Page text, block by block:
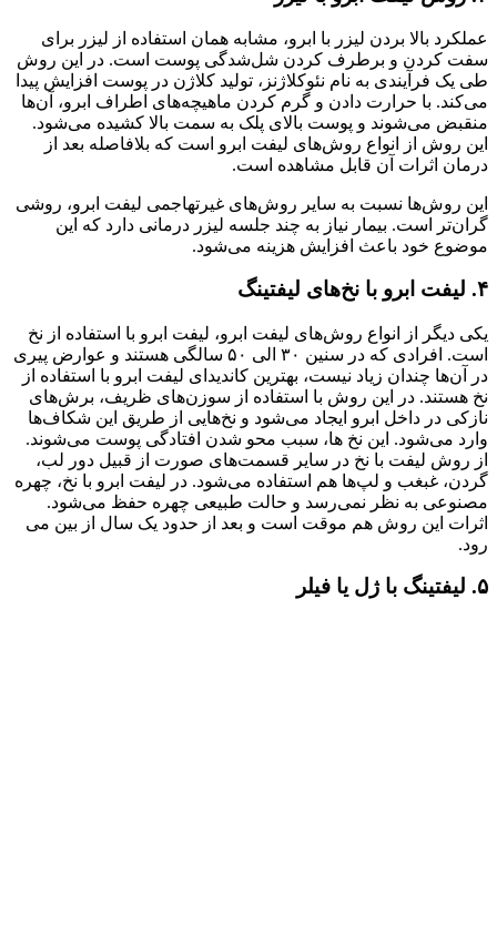
عملکرد بالا بردن لیزر با ابرو، مشابه همان استفاده از لیزر برای
سفت کردن و برطرف کردن شل‌شدگی پوست است. در این روش
طی یک فرآیندی به نام نئوکلاژنز، تولید کلاژن در پوست افزایش پیدا
می‌کند. با حرارت دادن و گرم کردن ماهیچه‌های اطراف ابرو، آن‌ها
منقبض می‌شوند و پوست بالای پلک به سمت بالا کشیده می‌شود.
این روش از انواع روش‌های لیفت ابرو است که بلافاصله بعد از
درمان اثرات آن قابل مشاهده است.
این روش‌ها نسبت به سایر روش‌های غیرتهاجمی لیفت ابرو، روشی
گران‌تر است. بیمار نیاز به چند جلسه لیزر درمانی دارد که این
موضوع خود باعث افزایش هزینه می‌شود.
۴. لیفت ابرو با نخ‌های لیفتینگ
یکی دیگر از انواع روش‌های لیفت ابرو، لیفت ابرو با استفاده از نخ
است. افرادی که در سنین ۳۰ الی ۵۰ سالگی هستند و عوارض پیری
در آن‌ها چندان زیاد نیست، بهترین کاندیدای لیفت ابرو با استفاده از
نخ هستند. در این روش با استفاده از سوزن‌های ظریف، برش‌های
نازکی در داخل ابرو ایجاد می‌شود و نخ‌هایی از طریق این شکاف‌ها
وارد می‌شود. این نخ ها، سبب محو شدن افتادگی پوست می‌شوند.
از روش لیفت با نخ در سایر قسمت‌های صورت از قبیل دور لب،
گردن، غبغب و لپ‌ها هم استفاده می‌شود. در لیفت ابرو با نخ، چهره
مصنوعی به نظر نمی‌رسد و حالت طبیعی چهره حفظ می‌شود.
اثرات این روش هم موقت است و بعد از حدود یک سال از بین می
رود.
۵. لیفتینگ با ژل یا فیلر